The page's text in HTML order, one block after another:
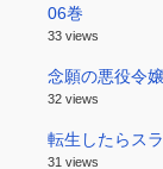
06巻
33 views
念願の悪役令
32 views
転生したらス
31 views